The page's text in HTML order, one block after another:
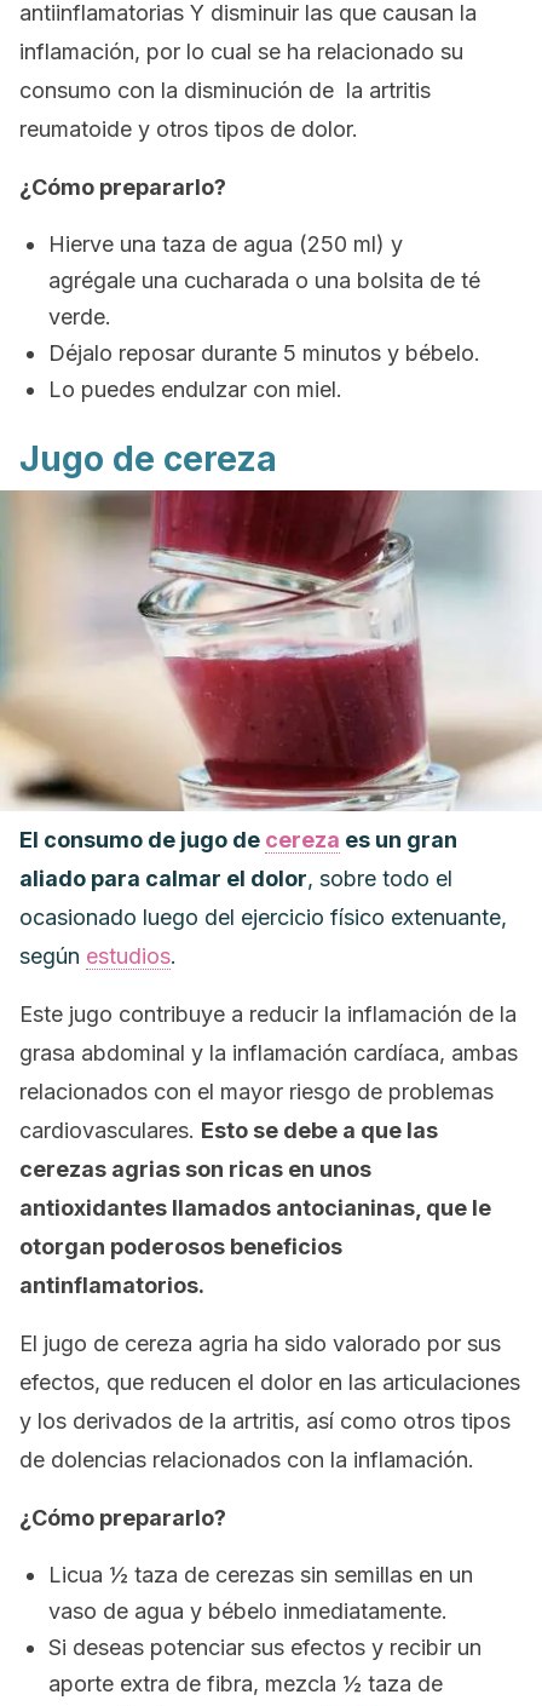
antiinflamatorias Y disminuir las que causan la
inflamación, por lo cual se ha relacionado su
consumo con la disminución de la artritis
reumatoide y otros tipos de dolor.
¿Cómo prepararlo?
Hierve una taza de agua (250 ml) y
agrégale una cucharada o una bolsita de té
verde.
Déjalo reposar durante 5 minutos y bébelo.
Lo puedes endulzar con miel.
Jugo de cereza
El consumo de jugo de cereza es un gran
aliado para calmar el dolor, sobre todo el
ocasionado luego del ejercicio físico extenuante,
según estudios.
Este jugo contribuye a reducir la inflamación de la
grasa abdominal y la inflamación cardíaca, ambas
relacionados con el mayor riesgo de problemas
cardiovasculares. Esto se debe a que las
cerezas agrias son ricas en unos
antioxidantes llamados antocianinas, que le
otorgan poderosos beneficios
antinflamatorios.
El jugo de cereza agria ha sido valorado por sus
efectos, que reducen el dolor en las articulaciones
y los derivados de la artritis, así como otros tipos
de dolencias relacionados con la inflamación.
¿Cómo prepararlo?
Licua ½ taza de cerezas sin semillas en un
vaso de agua y bébelo inmediatamente.
Si deseas potenciar sus efectos y recibir un
aporte extra de fibra, mezcla ½ taza de